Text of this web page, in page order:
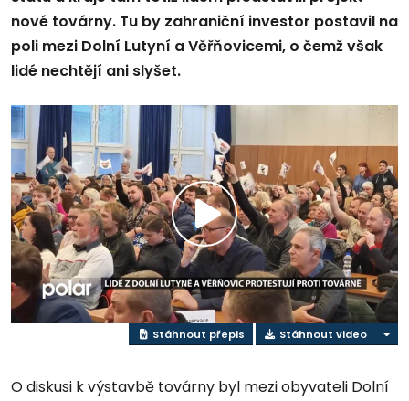
nové továrny. Tu by zahraniční investor postavil na
poli mezi Dolní Lutyní a Věřňovicemi, o čemž však
lidé nechtějí ani slyšet.
Přehrát
video
Stáhnout přepis Stáhnout video
O diskusi k výstavbě továrny byl mezi obyvateli Dolní